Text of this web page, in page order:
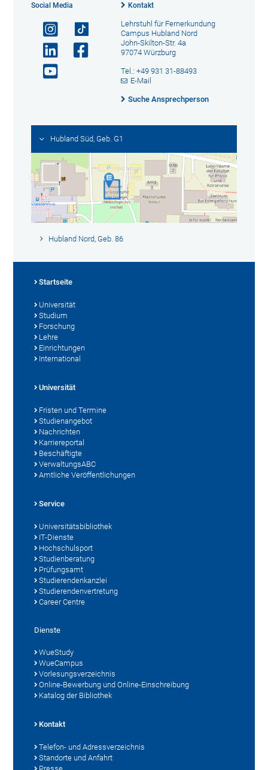
Social Media Kontakt
Lehrstuhl für Fernerkundung
Campus Hubland Nord
John-Skilton-Str. 4a
97074 Würzburg
Tel.: +49 931 31-88493
E-Mail
Suche Ansprechperson
Hubland Süd, Geb. G1
Hubland Nord, Geb. 86
Startseite
Universität
Studium
Forschung
Lehre
Einrichtungen
International
Universität
Fristen und Termine
Studienangebot
Nachrichten
Karriereportal
Beschäftigte
VerwaltungsABC
Amtliche Veröffentlichungen
Service
Universitätsbibliothek
IT-Dienste
Hochschulsport
Studienberatung
Prüfungsamt
Studierendenkanzlei
Studierendenvertretung
Career Centre
Dienste
WueStudy
WueCampus
Vorlesungsverzeichnis
Online-Bewerbung und Online-Einschreibung
Katalog der Bibliothek
Kontakt
Telefon- und Adressverzeichnis
Standorte und Anfahrt